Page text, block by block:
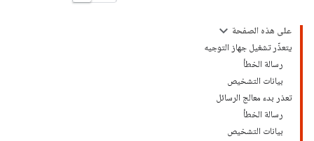
على هذه الصفحة
يتعذّر تشغيل جهاز التوجيه
رسالة الخطأ
بيانات التشخيص
تعذر بدء معالج الرسائل
رسالة الخطأ
بيانات التشخيص